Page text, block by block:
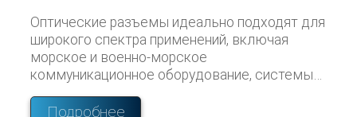
Оптические разъемы идеально подходят для
широкого спектра применений, включая
морское и военно-морское
коммуникационное оборудование, системы
связанные с кислотой, щелочью, солью и
Подробнее